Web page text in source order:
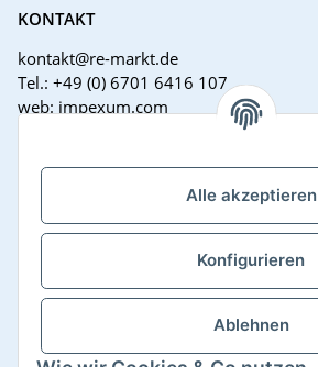
Alle akzeptieren
Konfigurieren
Ablehnen
KONTAKT
kontakt@re-markt.de
Tel.: +49 (0) 6701 6416 107
web: impexum.com
Mo-Fr: 08:00 - 17:00 Uhr